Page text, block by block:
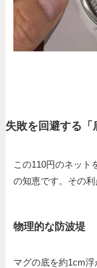
失敗を回避する「
この110円のネット
の知恵です。その利
物理的な防波堤
マグの底を約1cm